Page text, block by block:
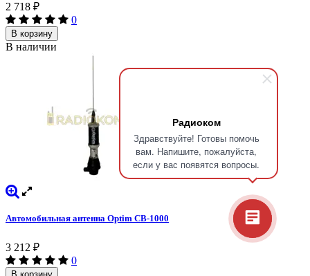
Радиоком
Здравствуйте! Готовы помочь
вам. Напишите, пожалуйста,
если у вас появятся вопросы.
2 718 ₽
0
В корзину
В наличии
Автомобильная антенна Optim CB-1000
3 212 ₽
0